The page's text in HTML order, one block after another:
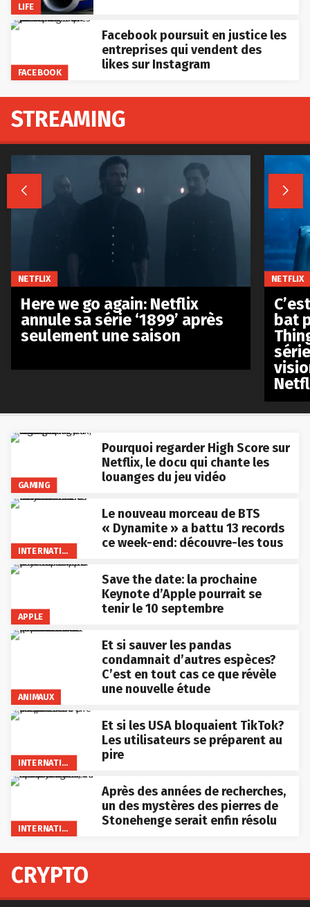
LIFE
FACEBOOK
Facebook poursuit en justice les
entreprises qui vendent des
likes sur Instagram
GAMING
Pourquoi regarder High Score sur
Netflix, le docu qui chante les
louanges du jeu vidéo
INTERNATIONAL
Le nouveau morceau de BTS
« Dynamite » a battu 13 records
ce week-end: découvre-les tous
APPLE
Save the date: la prochaine
Keynote d’Apple pourrait se
tenir le 10 septembre
ANIMAUX
Et si sauver les pandas
condamnait d’autres espèces?
C’est en tout cas ce que révèle
une nouvelle étude
INTERNATIONAL
Et si les USA bloquaient TikTok?
Les utilisateurs se préparent au
pire
INTERNATIONAL
Après des années de recherches,
un des mystères des pierres de
Stonehenge serait enfin résolu
STREAMING
 
NETFLIX
Here we go again: Netflix
annule sa série ‘1899’ après
seulement une saison
NETFLIX
bat
CRYPTO